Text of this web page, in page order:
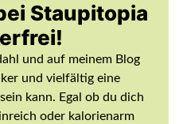
Staupitopia
und auf meinem Blog
und vielfältig eine
kann. Egal ob du dich
oder kalorienarm